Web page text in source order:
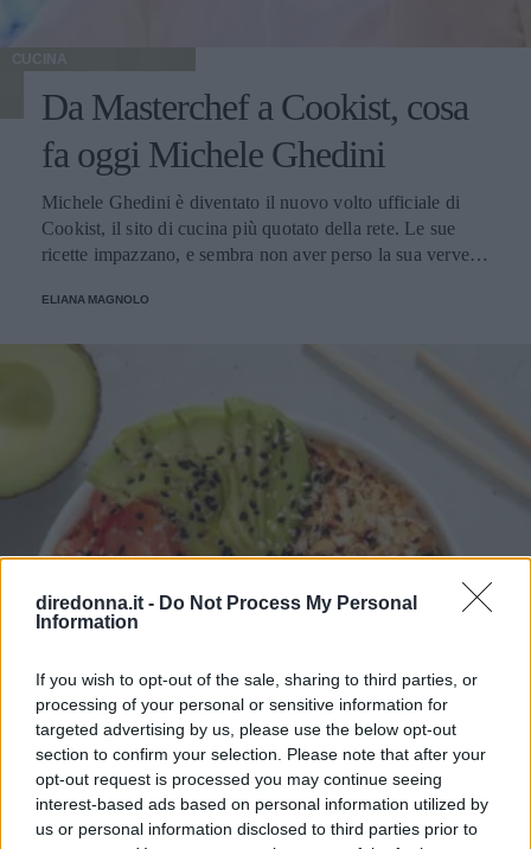
diredonna.it - Do Not Process My Personal
Information
If you wish to opt-out of the sale, sharing to third parties, or
processing of your personal or sensitive information for
targeted advertising by us, please use the below opt-out
section to confirm your selection. Please note that after your
opt-out request is processed you may continue seeing
interest-based ads based on personal information utilized by
us or personal information disclosed to third parties prior to
CUCINA
Da Masterchef a Cookist, cosa
fa oggi Michele Ghedini
Michele Ghedini è diventato il nuovo volto ufficiale di
Cookist, il sito di cucina più quotato della rete. Le sue
ricette impazzano, e sembra non aver perso la sua verve
veramente stupendo.
ELIANA MAGNOLO